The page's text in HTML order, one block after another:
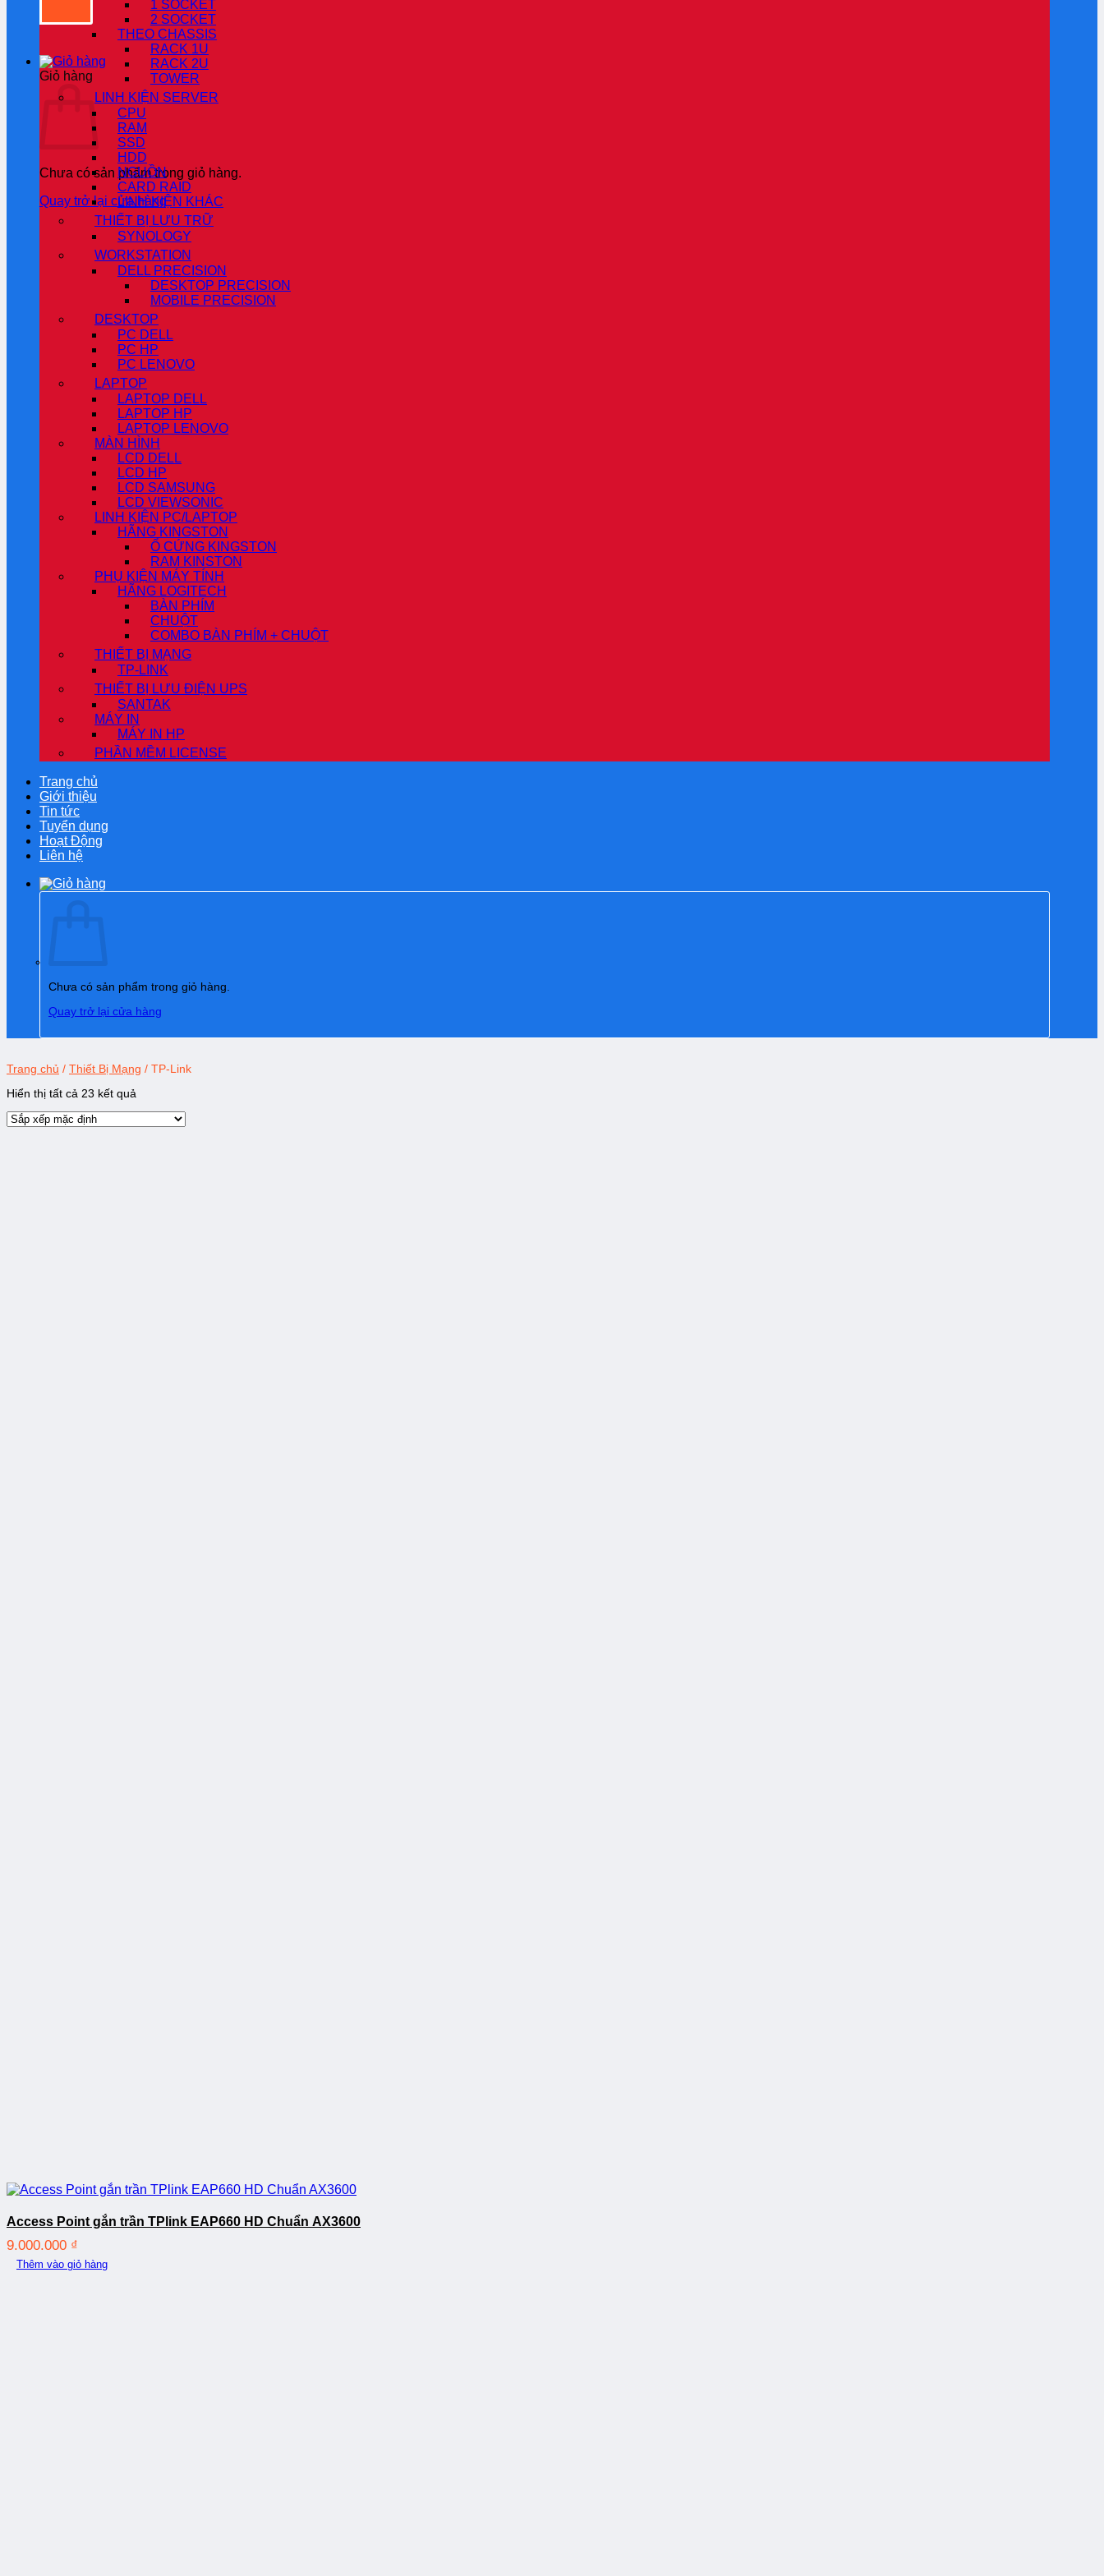
Giỏ hàng
Chưa có sản phẩm trong giỏ hàng.
Quay trở lại cửa hàng
1 SOCKET
2 SOCKET
THEO CHASSIS
RACK 1U
RACK 2U
TOWER
LINH KIỆN SERVER
CPU
RAM
SSD
HDD
NGUỒN
CARD RAID
LINH KIỆN KHÁC
THIẾT BỊ LƯU TRỮ
SYNOLOGY
WORKSTATION
DELL PRECISION
DESKTOP PRECISION
MOBILE PRECISION
DESKTOP
PC DELL
PC HP
PC LENOVO
LAPTOP
LAPTOP DELL
LAPTOP HP
LAPTOP LENOVO
MÀN HÌNH
LCD DELL
LCD HP
LCD SAMSUNG
LCD VIEWSONIC
LINH KIỆN PC/LAPTOP
HÃNG KINGSTON
Ổ CỨNG KINGSTON
RAM KINSTON
PHỤ KIỆN MÁY TÍNH
HÃNG LOGITECH
BÀN PHÍM
CHUỘT
COMBO BÀN PHÍM + CHUỘT
THIẾT BỊ MẠNG
TP-LINK
THIẾT BỊ LƯU ĐIỆN UPS
SANTAK
MÁY IN
MÁY IN HP
PHẦN MỀM LICENSE
Trang chủ
Giới thiệu
Tin tức
Tuyển dụng
Hoạt Động
Liên hệ
Chưa có sản phẩm trong giỏ hàng.
Quay trở lại cửa hàng
Trang chủ / Thiết Bị Mạng / TP-Link
Hiển thị tất cả 23 kết quả
Access Point gắn trần TPlink EAP660 HD Chuẩn AX3600
9.000.000 ₫
Thêm vào giỏ hàng